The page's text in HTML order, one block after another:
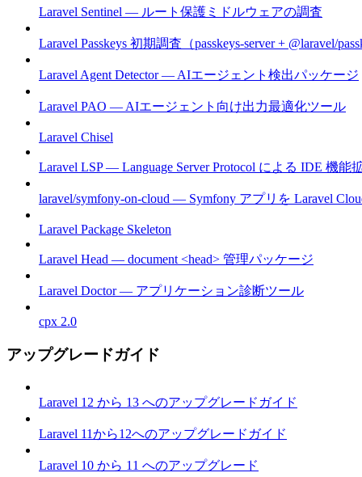
Laravel Sentinel — ルート保護ミドルウェアの調査
Laravel Passkeys 初期調査（passkeys-server + @laravel/
Laravel Agent Detector — AIエージェント検出パッケージ
Laravel PAO — AIエージェント向け出力最適化ツール
Laravel Chisel
Laravel LSP — Language Server Protocol による IDE 機能
laravel/symfony-on-cloud — Symfony アプリを Laravel
Laravel Package Skeleton
Laravel Head — document <head> 管理パッケージ
Laravel Doctor — アプリケーション診断ツール
cpx 2.0
アップグレードガイド
Laravel 12 から 13 へのアップグレードガイド
Laravel 11から12へのアップグレードガイド
Laravel 10 から 11 へのアップグレード